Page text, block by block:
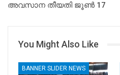
അവസാന തീയതി ജൂൺ 17
You Might Also Like
BANNER SLIDER NEWS